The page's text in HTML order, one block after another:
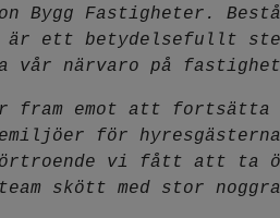
Bygg Fastigheter.
är ett betydelsefullt
vår närvaro på
fram emot att fortsätta
för
vi fått att ta
skött med stor